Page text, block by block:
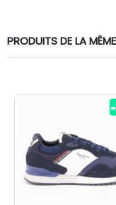
PRODUITS DE LA